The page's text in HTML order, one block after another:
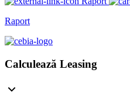
Raport
Calculează Leasing